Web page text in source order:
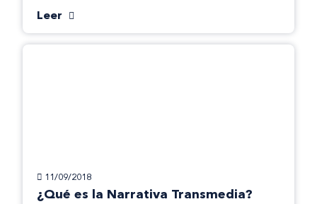
Leer
11/09/2018
¿Qué es la Narrativa Transmedia?